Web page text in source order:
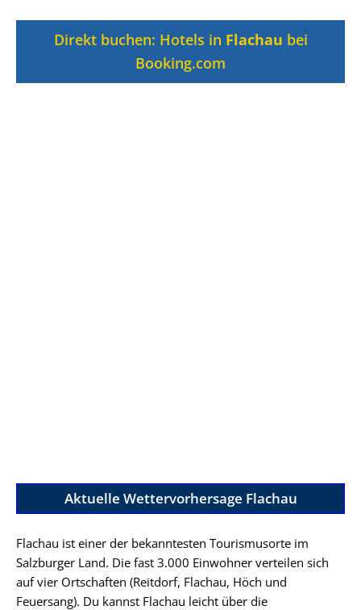
Direkt buchen: Hotels in Flachau bei
Booking.com
Aktuelle Wettervorhersage Flachau
Flachau ist einer der bekanntesten Tourismusorte im
Salzburger Land. Die fast 3.000 Einwohner verteilen sich
auf vier Ortschaften (Reitdorf, Flachau, Höch und
Feuersang). Du kannst Flachau leicht über die